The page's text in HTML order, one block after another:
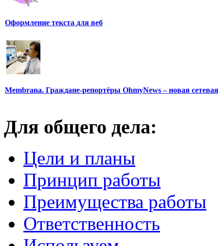
Оформление текста для веб
Membrana. Граждане-репортёры OhmyNews – новая
Для общего дела:
Цели и планы
Принцип работы
Преимущества работы
Ответственность